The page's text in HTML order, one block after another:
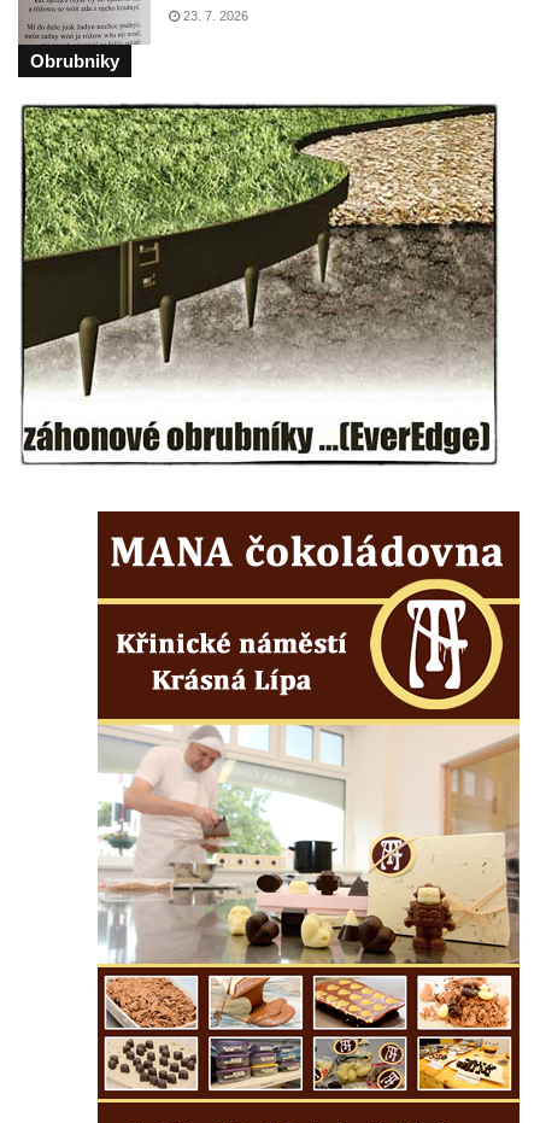
cestě
Vyhlídka Harrachova skála
Vyhlídka Korzovka pod Hvozdem
Vyhlídka Treppenstein u Jetřichovic
Vyhlídka Taubenstein nad Křinicí u
Hinterhermsdorfu
Vyhlídka Grenzplatte u Ostrovských skal
Vyhlídka Signal nedaleko skály Katzfels u
Cunnersdorfu
Vyhlídka Katzfels u Cunnersdorfu
ve Slaném
Labská vyhlídka v Hřensku
Vyhlídka pod Zlatým vrchem u Bečova nad
Pozorovatelna pod vrchem Radovič u Velké
Bučiny u Velvar
Vyhlídka U Zámečku v Lovosicích
Vyhlídka Růženka
Kaňkovská vyhlídka
Rozhledna Bieleboh u Beiersdorfu
Věž krále Friedricha Augusta u Löbau
Rozhledna Velký Chlum
Rozhledna Funpark na Šibeníku v Mostě
Rozhledna Na Horách u Hrobců – Rohatců
Rozhledna Radejčín
Kratochvílova rozhledna v Roudnici nad
Labem
23. 7. 2026
Obrubniky